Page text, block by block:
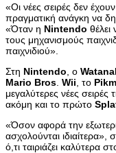
«Οι νέες σειρές δεν
πραγματική ανάγκη να
«Όταν η Nintendo
τους μηχανισμούς
παιχνιδιού».
Στη Nintendo , ο
Mario Bros Wii , το
μεγαλύτερες νέες
ακόμη και το πρώτο
«Όσον αφορά την
ασχολούνται ιδιαίτερα»,
ό,τι ταιριάζει καλύτερα